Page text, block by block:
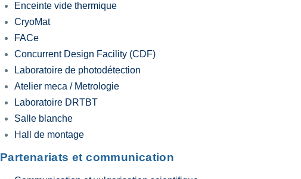
Enceinte vide thermique
CryoMat
FACe
Concurrent Design Facility (CDF)
Laboratoire de photodétection
Atelier meca / Metrologie
Laboratoire DRTBT
Salle blanche
Hall de montage
Partenariats et communication